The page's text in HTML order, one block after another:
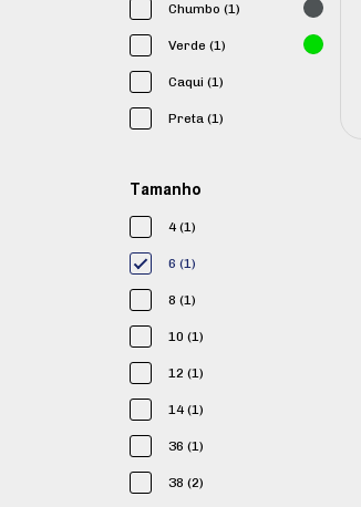
Chumbo (1)
Verde (1)
Caqui (1)
Preta (1)
Tamanho
4 (1)
6 (1)
8 (1)
10 (1)
12 (1)
14 (1)
36 (1)
38 (2)